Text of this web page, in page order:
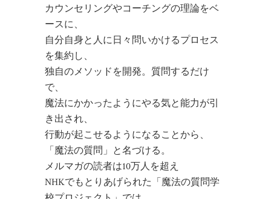
カウンセリングやコーチングの理論をベ
ースに、
自分自身と人に日々問いかけるプロセス
を集約し、
独自のメソッドを開発。質問するだけ
で、
魔法にかかったようにやる気と能力が引
き出され、
行動が起こせるようになることから、
「魔法の質問」と名づける。
メルマガの読者は10万人を超え
NHKでもとりあげられた「魔法の質問学